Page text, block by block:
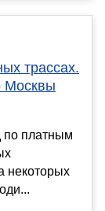
трассах.
Москвы
по платным
некоторых